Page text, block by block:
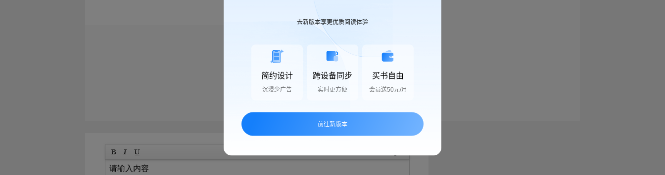
去新版本享更优质阅读体验
简约设计
沉浸少广告
跨设备同步
实时更方便
买书自由
会员送50元/月
前往新版本